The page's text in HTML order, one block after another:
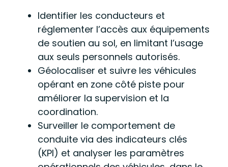
Identifier les conducteurs et
réglementer l’accès aux équipements
de soutien au sol, en limitant l’usage
aux seuls personnels autorisés.
Géolocaliser et suivre les véhicules
opérant en zone côté piste pour
améliorer la supervision et la
coordination.
Surveiller le comportement de
conduite via des indicateurs clés
(KPI) et analyser les paramètres